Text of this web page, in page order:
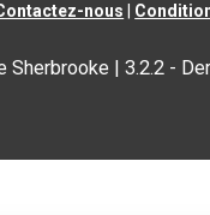
nous
Sherbrooke |3.2.2 -